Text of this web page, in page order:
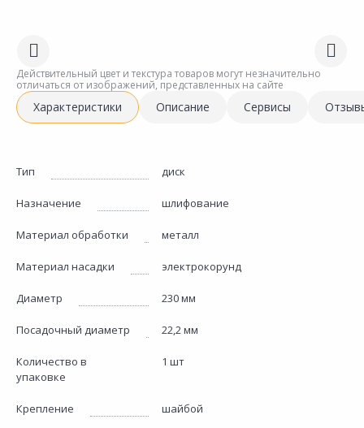
Действительный цвет и текстура товаров могут незначительно
отличаться от изображений, представленных на сайте
Характеристики Описание Сервисы
Тип диск
Назначение шлифование
Материал обработки металл
Материал насадки электрокорунд
Диаметр 230 мм
Посадочный диаметр 22,2 мм
Количество в
упаковке
1 шт
Крепление шайбой